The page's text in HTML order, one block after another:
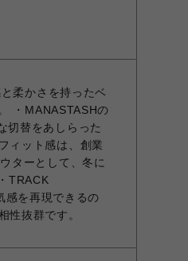
柔かさを持ったベ
・MANASTASHの
切替をあしらった
ィット感は、創業
ターとして、冬に
TRACK
感を再現できるの
性抜群です。